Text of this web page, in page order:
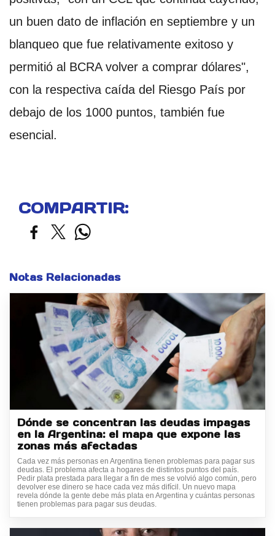
un buen dato de inflación en septiembre y un
blanqueo que fue relativamente exitoso y
permitió al BCRA volver a comprar dólares",
con la respectiva caída del Riesgo País por
debajo de los 1000 puntos, también fue
esencial.
COMPARTIR:
Notas Relacionadas
Dónde se concentran las deudas impagas
en la Argentina: el mapa que expone las
zonas más afectadas
Cada vez más personas en Argentina tienen problemas para pagar sus
deudas. El problema afecta a hogares de distintos puntos del país.
Pedir plata prestada para llegar a fin de mes se volvió algo común, pero
devolver ese dinero se hace cada vez más difícil. Un nuevo mapa
revela dónde la gente debe más plata en Argentina y cuántas personas
tienen problemas para pagar sus deudas.